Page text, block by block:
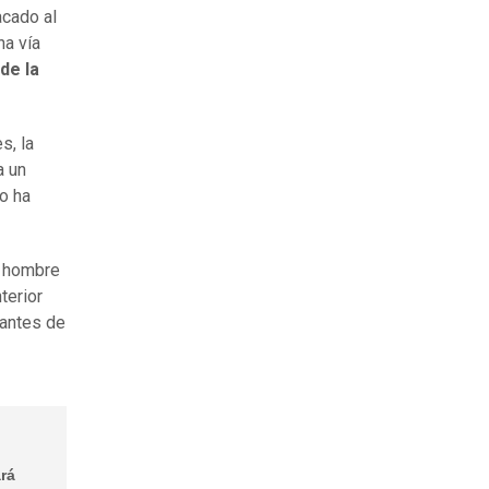
al
vía
la
la
un
ha
de